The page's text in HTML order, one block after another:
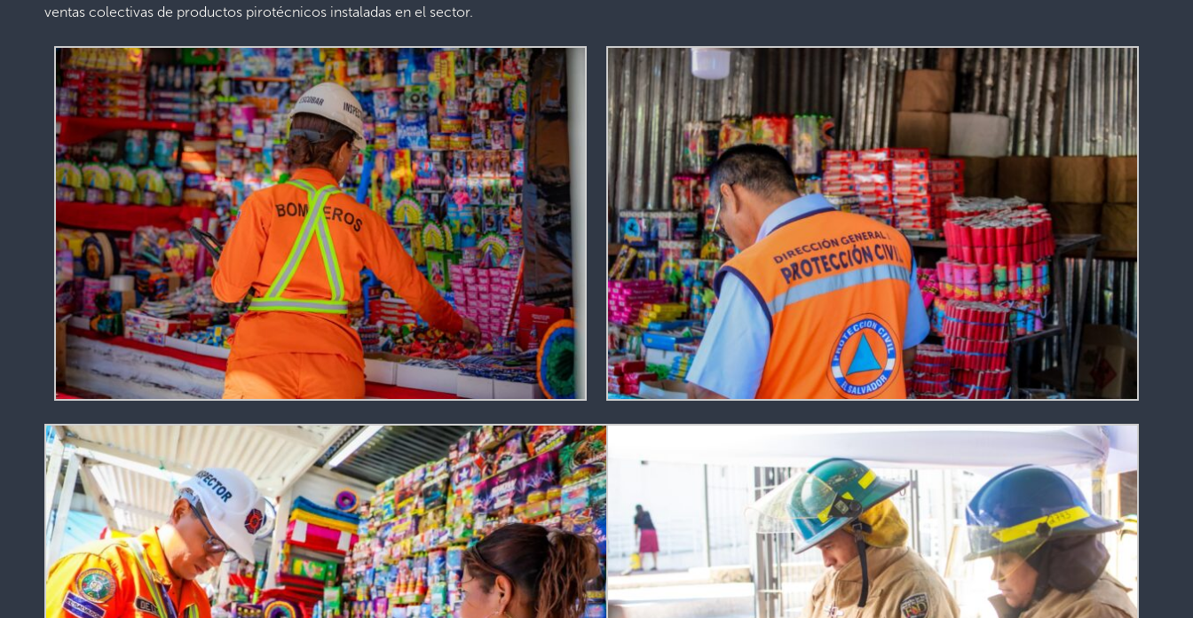
ventas colectivas de productos pirotécnicos instaladas en el sector.